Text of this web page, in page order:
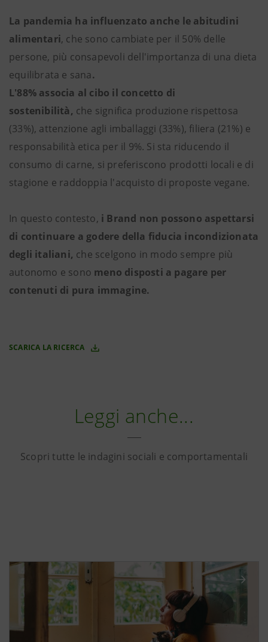
La pandemia ha influenzato anche le abitudini
alimentari, che sono cambiate per il 50% delle
persone, più consapevoli dell'importanza di una dieta
equilibrata e sana.
L'88% associa al cibo il concetto di
sostenibilità, che significa produzione rispettosa
(33%), attenzione agli imballaggi (33%), filiera (21%) e
responsabilità etica per il 9%. Si sta riducendo il
consumo di carne, si preferiscono prodotti locali e di
stagione e raddoppia l'acquisto di proposte vegane.
In questo contesto, i Brand non possono aspettarsi
di continuare a godere della fiducia incondizionata
degli italiani, che scelgono in modo sempre più
autonomo e sono meno disposti a pagare per
contenuti di pura immagine.
SCARICA LA RICERCA
Leggi anche...
Scopri tutte le indagini sociali e comportamentali